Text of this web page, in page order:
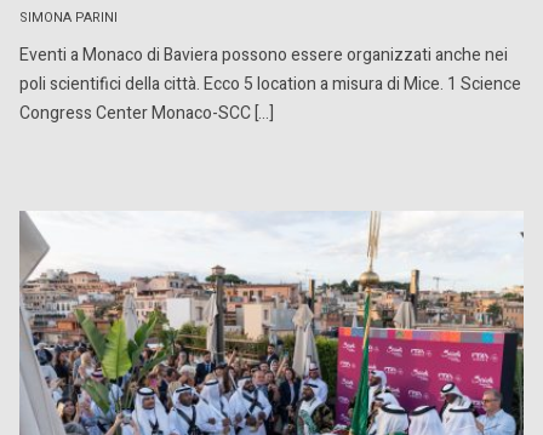
SIMONA PARINI
Eventi a Monaco di Baviera possono essere organizzati anche nei
poli scientifici della città. Ecco 5 location a misura di Mice. 1 Science
Congress Center Monaco-SCC […]